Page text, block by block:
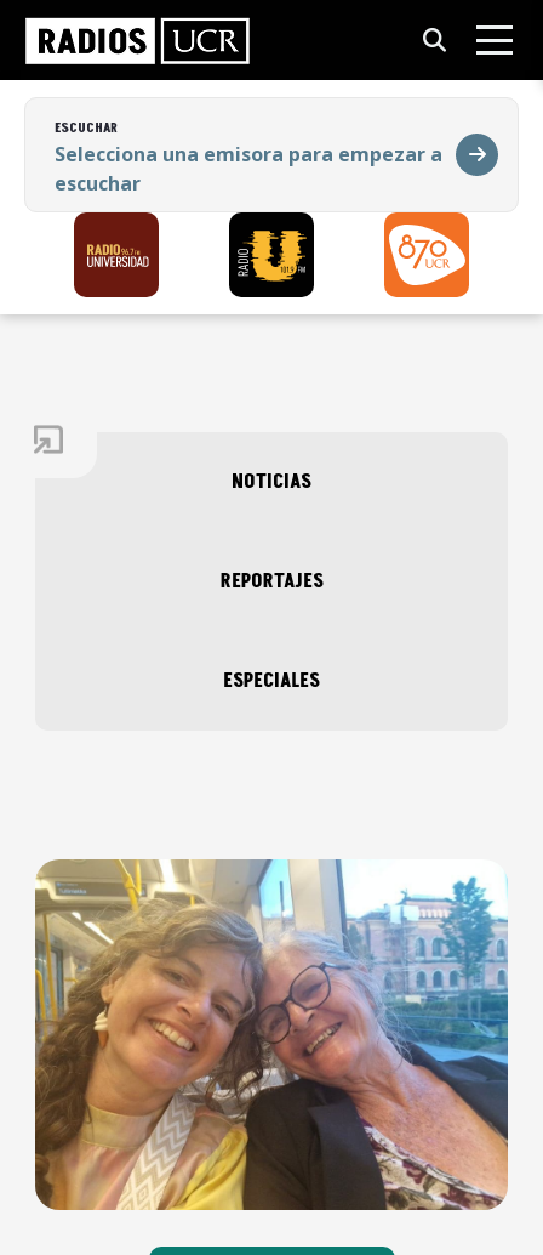
ESCUCHAR
Selecciona una emisora para empezar a
escuchar
ESCUCHAR
Selecciona una emisora para empezar a
escuchar
NOTICIAS
REPORTAJES
ESPECIALES